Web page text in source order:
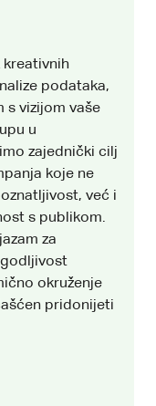
kreativnih
podataka,
s vizijom vaše
u
zajednički cilj
koje ne
već i
s publikom.
za
okruženje
pridonijeti